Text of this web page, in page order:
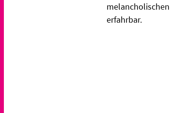
erfahrbar.